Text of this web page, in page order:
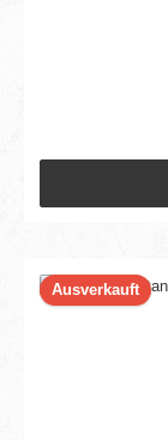
Ausverkauft